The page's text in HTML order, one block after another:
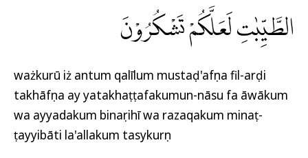
الطَّيِّبٰتِ لَعَلَّكُمْ تَشْكُرُوْنَ
ważkurū iż antum qalīlum mustaḍ'afụna fil-arḍi
takhāfụna ay yatakhaṭṭafakumun-nāsu fa āwākum
wa ayyadakum binaṣrihī wa razaqakum minaṭ-
ṭayyibāti la'allakum tasykurụn